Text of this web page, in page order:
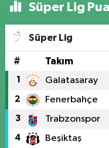
Süper Lig
Süper Lig
# Takım
1 Galatasaray
2 Fenerbahçe
3 Trabzonspor
4 Beşiktaş